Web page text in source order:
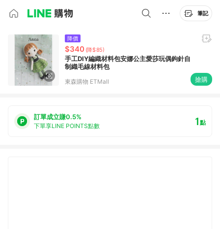
筆記
降價
$340 (降$85)
手工DIY編織材料包安娜公主愛莎玩偶鉤針自
制織毛線材料包
東森購物 ETMall 搶購
訂單成立賺0.5%
下單享LINE POINTS點數 1點